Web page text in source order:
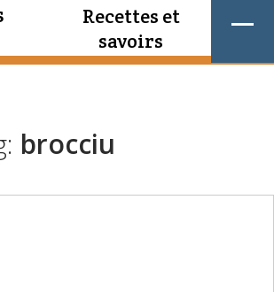
Recettes et
savoirs
brocciu